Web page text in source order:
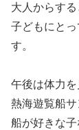
大人からす
子どもにとっ
す。
午後は体力を
熱海遊覧船サ
船が好きな子